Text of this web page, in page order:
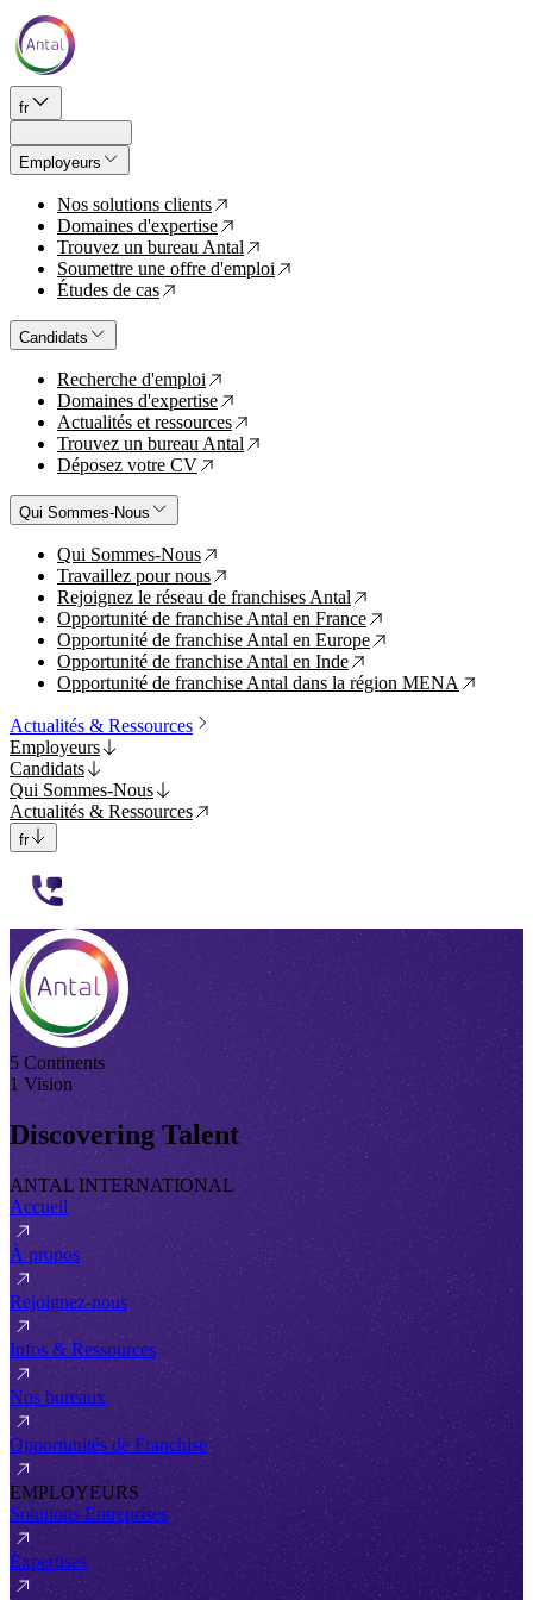
fr
Employeurs
Nos solutions clients ↗
Domaines d'expertise ↗
Trouvez un bureau Antal ↗
Soumettre une offre d'emploi ↗
Études de cas ↗
Candidats
Recherche d'emploi ↗
Domaines d'expertise ↗
Actualités et ressources ↗
Trouvez un bureau Antal ↗
Déposez votre CV ↗
Qui Sommes-Nous
Qui Sommes-Nous ↗
Travaillez pour nous ↗
Rejoignez le réseau de franchises Antal ↗
Opportunité de franchise Antal en France ↗
Opportunité de franchise Antal en Europe ↗
Opportunité de franchise Antal en Inde ↗
Opportunité de franchise Antal dans la région MENA ↗
Actualités & Ressources
Employeurs
Candidats
Qui Sommes-Nous
Actualités & Ressources
fr
5 Continents
1 Vision
Discovering Talent
ANTAL INTERNATIONAL
Accueil
À propos
Rejoignez-nous
Infos & Ressources
Nos bureaux
Opportunités de Franchise
EMPLOYEURS
Solutions Entreprises
Expertises